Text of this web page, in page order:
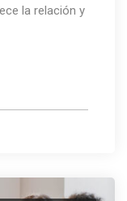
la relación y